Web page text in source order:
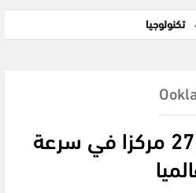
تكنولوجيا
فلسطين تتقدم 27 مركزا في سرعة